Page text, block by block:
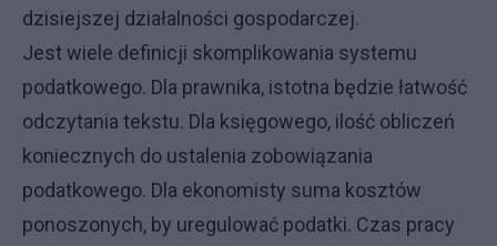
dzisiejszej działalności gospodarczej.
Jest wiele definicji skomplikowania systemu
podatkowego. Dla prawnika, istotna będzie łatwość
odczytania tekstu. Dla księgowego, ilość obliczeń
koniecznych do ustalenia zobowiązania
podatkowego. Dla ekonomisty suma kosztów
ponoszonych, by uregulować podatki. Czas pracy